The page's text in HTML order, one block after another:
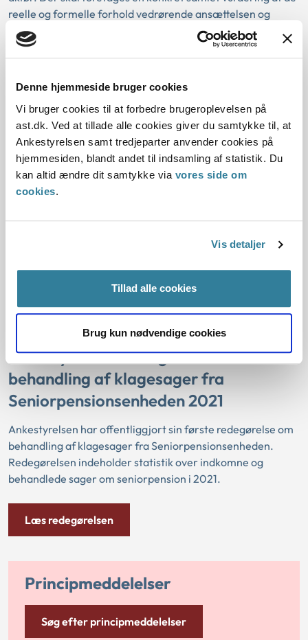
Denne hjemmeside bruger cookies
Vi bruger cookies til at forbedre brugeroplevelsen på
ast.dk. Ved at tillade alle cookies giver du samtykke til, at
Ankestyrelsen samt tredjeparter anvender cookies på
hjemmesiden, blandt andet til indsamling af statistik. Du
kan altid ændre dit samtykke via vores side om
cookies.
Vis detaljer
Tillad alle cookies
Brug kun nødvendige cookies
reelle og formelle forhold vedrørende ansættelsen og
opgavevaretagelsen.
23 om tilkendelsestidspunkt for
førtidspension
Principmeddelelsen fastslår, at det er en betingelse for at
få tilkendt førtidspension, at personens arbejdsevne er
varigt nedsat. Personen må ikke være i stand til at blive
selvforsørgende ved indtægtsgivende arbejde.
opsigelsesperiode, er selvforsørgende ved
hvor opsigelsesperioden er udløbet, og personen ikke
længere er selvforsørgende ved indtægtsgivende arbejde.
Ankestyrelsens redegørelse om
behandling af klagesager fra
Seniorpensionsenheden 2021
Ankestyrelsen har offentliggjort sin første redegørelse om
behandling af klagesager fra Seniorpensionsenheden.
Redegørelsen indeholder statistik over indkomne og
behandlede sager om seniorpension i 2021.
Læs redegørelsen
Principmeddelelser
Søg efter principmeddelelser